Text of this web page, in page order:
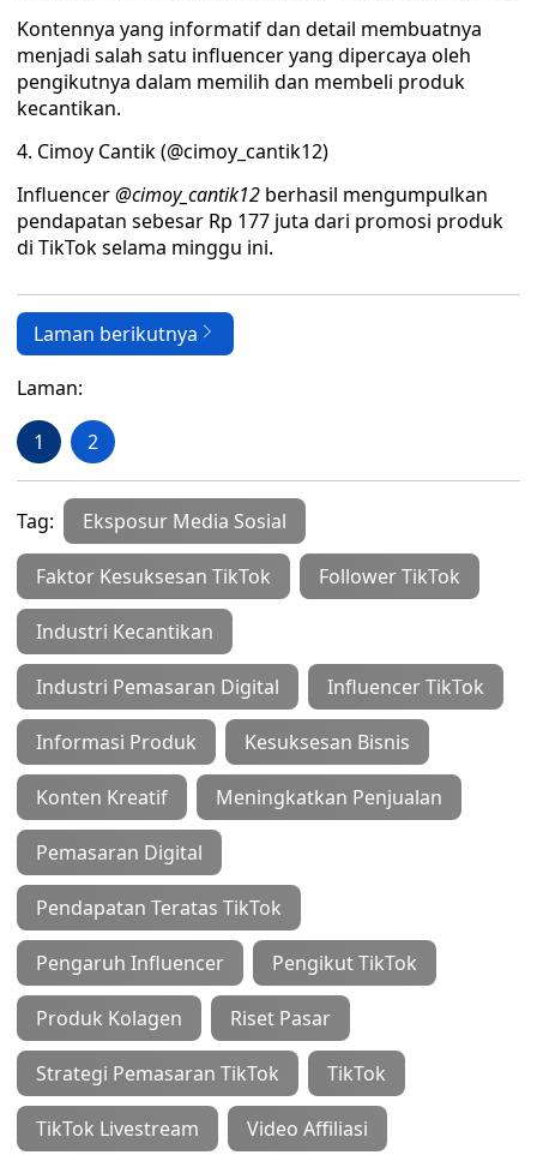
Kontennya yang informatif dan detail membuatnya
menjadi salah satu influencer yang dipercaya oleh
pengikutnya dalam memilih dan membeli produk
kecantikan.
4. Cimoy Cantik (@cimoy_cantik12)
Influencer@cimoy_cantik12 berhasil mengumpulkan
pendapatan sebesar Rp 177 juta dari promosi produk
di TikTok selama minggu ini.
Laman berikutnya
Laman:
1 2
Tag: Eksposur Media Sosial
Faktor Kesuksesan TikTok Follower TikTok
Industri Kecantikan
Industri Pemasaran Digital Influencer TikTok
Informasi Produk Kesuksesan Bisnis
Konten Kreatif Meningkatkan Penjualan
Pemasaran Digital
Pendapatan Teratas TikTok
Pengaruh Influencer Pengikut TikTok
Produk Kolagen Riset Pasar
Strategi Pemasaran TikTok TikTok
TikTok Livestream Video Affiliasi